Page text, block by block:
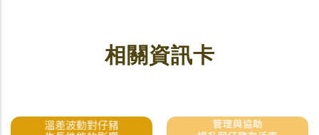
相關資訊卡